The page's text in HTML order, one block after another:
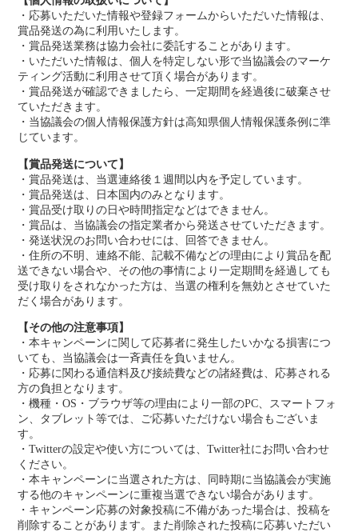
・応募いただいた情報や登録フォームからいただいた情報は、
賞品発送の為に利用いたします。
・賞品発送業務は協力会社に委託することがあります。
・いただいた情報は、個人を特定しない形で当協議会のマーケ
ティング活動に利用させて頂く場合があります。
・賞品発送が確認できましたら、一定期間を経過後に破棄させ
ていただきます。
・当協議会の個人情報保護方針は高知県個人情報保護条例に準
じています。
【賞品発送について】
・賞品発送は、当選連絡後１週間以内を予定しています。
・賞品発送は、日本国内のみとなります。
・賞品受け取りの日や時間指定などはできません。
・賞品は、当協議会の指定業者から発送させていただきます。
・発送状況のお問い合わせには、回答できません。
・住所の不明、連絡不能、記載不備などの理由により賞品を配
送できない場合や、その他の事情により一定期間を経過しても
受け取りをされなかった方は、当選の権利を無効とさせていた
だく場合があります。
【その他の注意事項】
・本キャンペーンに関して応募者に発生したいかなる損害につ
いても、当協議会は一斉責任を負いません。
・応募に関わる通信料及び接続費などの諸経費は、応募される
方の負担となります。
・機種・OS・ブラウザ等の理由により一部のPC、スマートフォ
ン、タブレット等では、ご応募いただけない場合もございま
す。
・Twitterの設定や使い方については、Twitter社にお問い合わせ
ください。
・本キャンペーンに当選された方は、同時期に当協議会が実施
する他のキャンペーンに重複当選できない場合があります。
・キャンペーン応募の対象投稿に不備があった場合は、投稿を
削除することがあります。また削除された投稿に応募いただい